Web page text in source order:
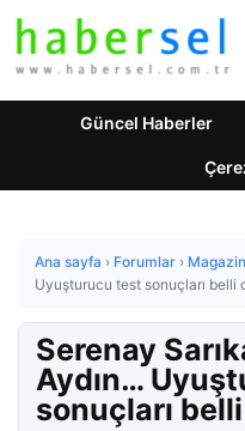
Güncel Haberler
Ana sayfa › Forumlar › Magazin
Uyuşturucu test sonuçları belli
Serenay
Aydın…
sonuçları